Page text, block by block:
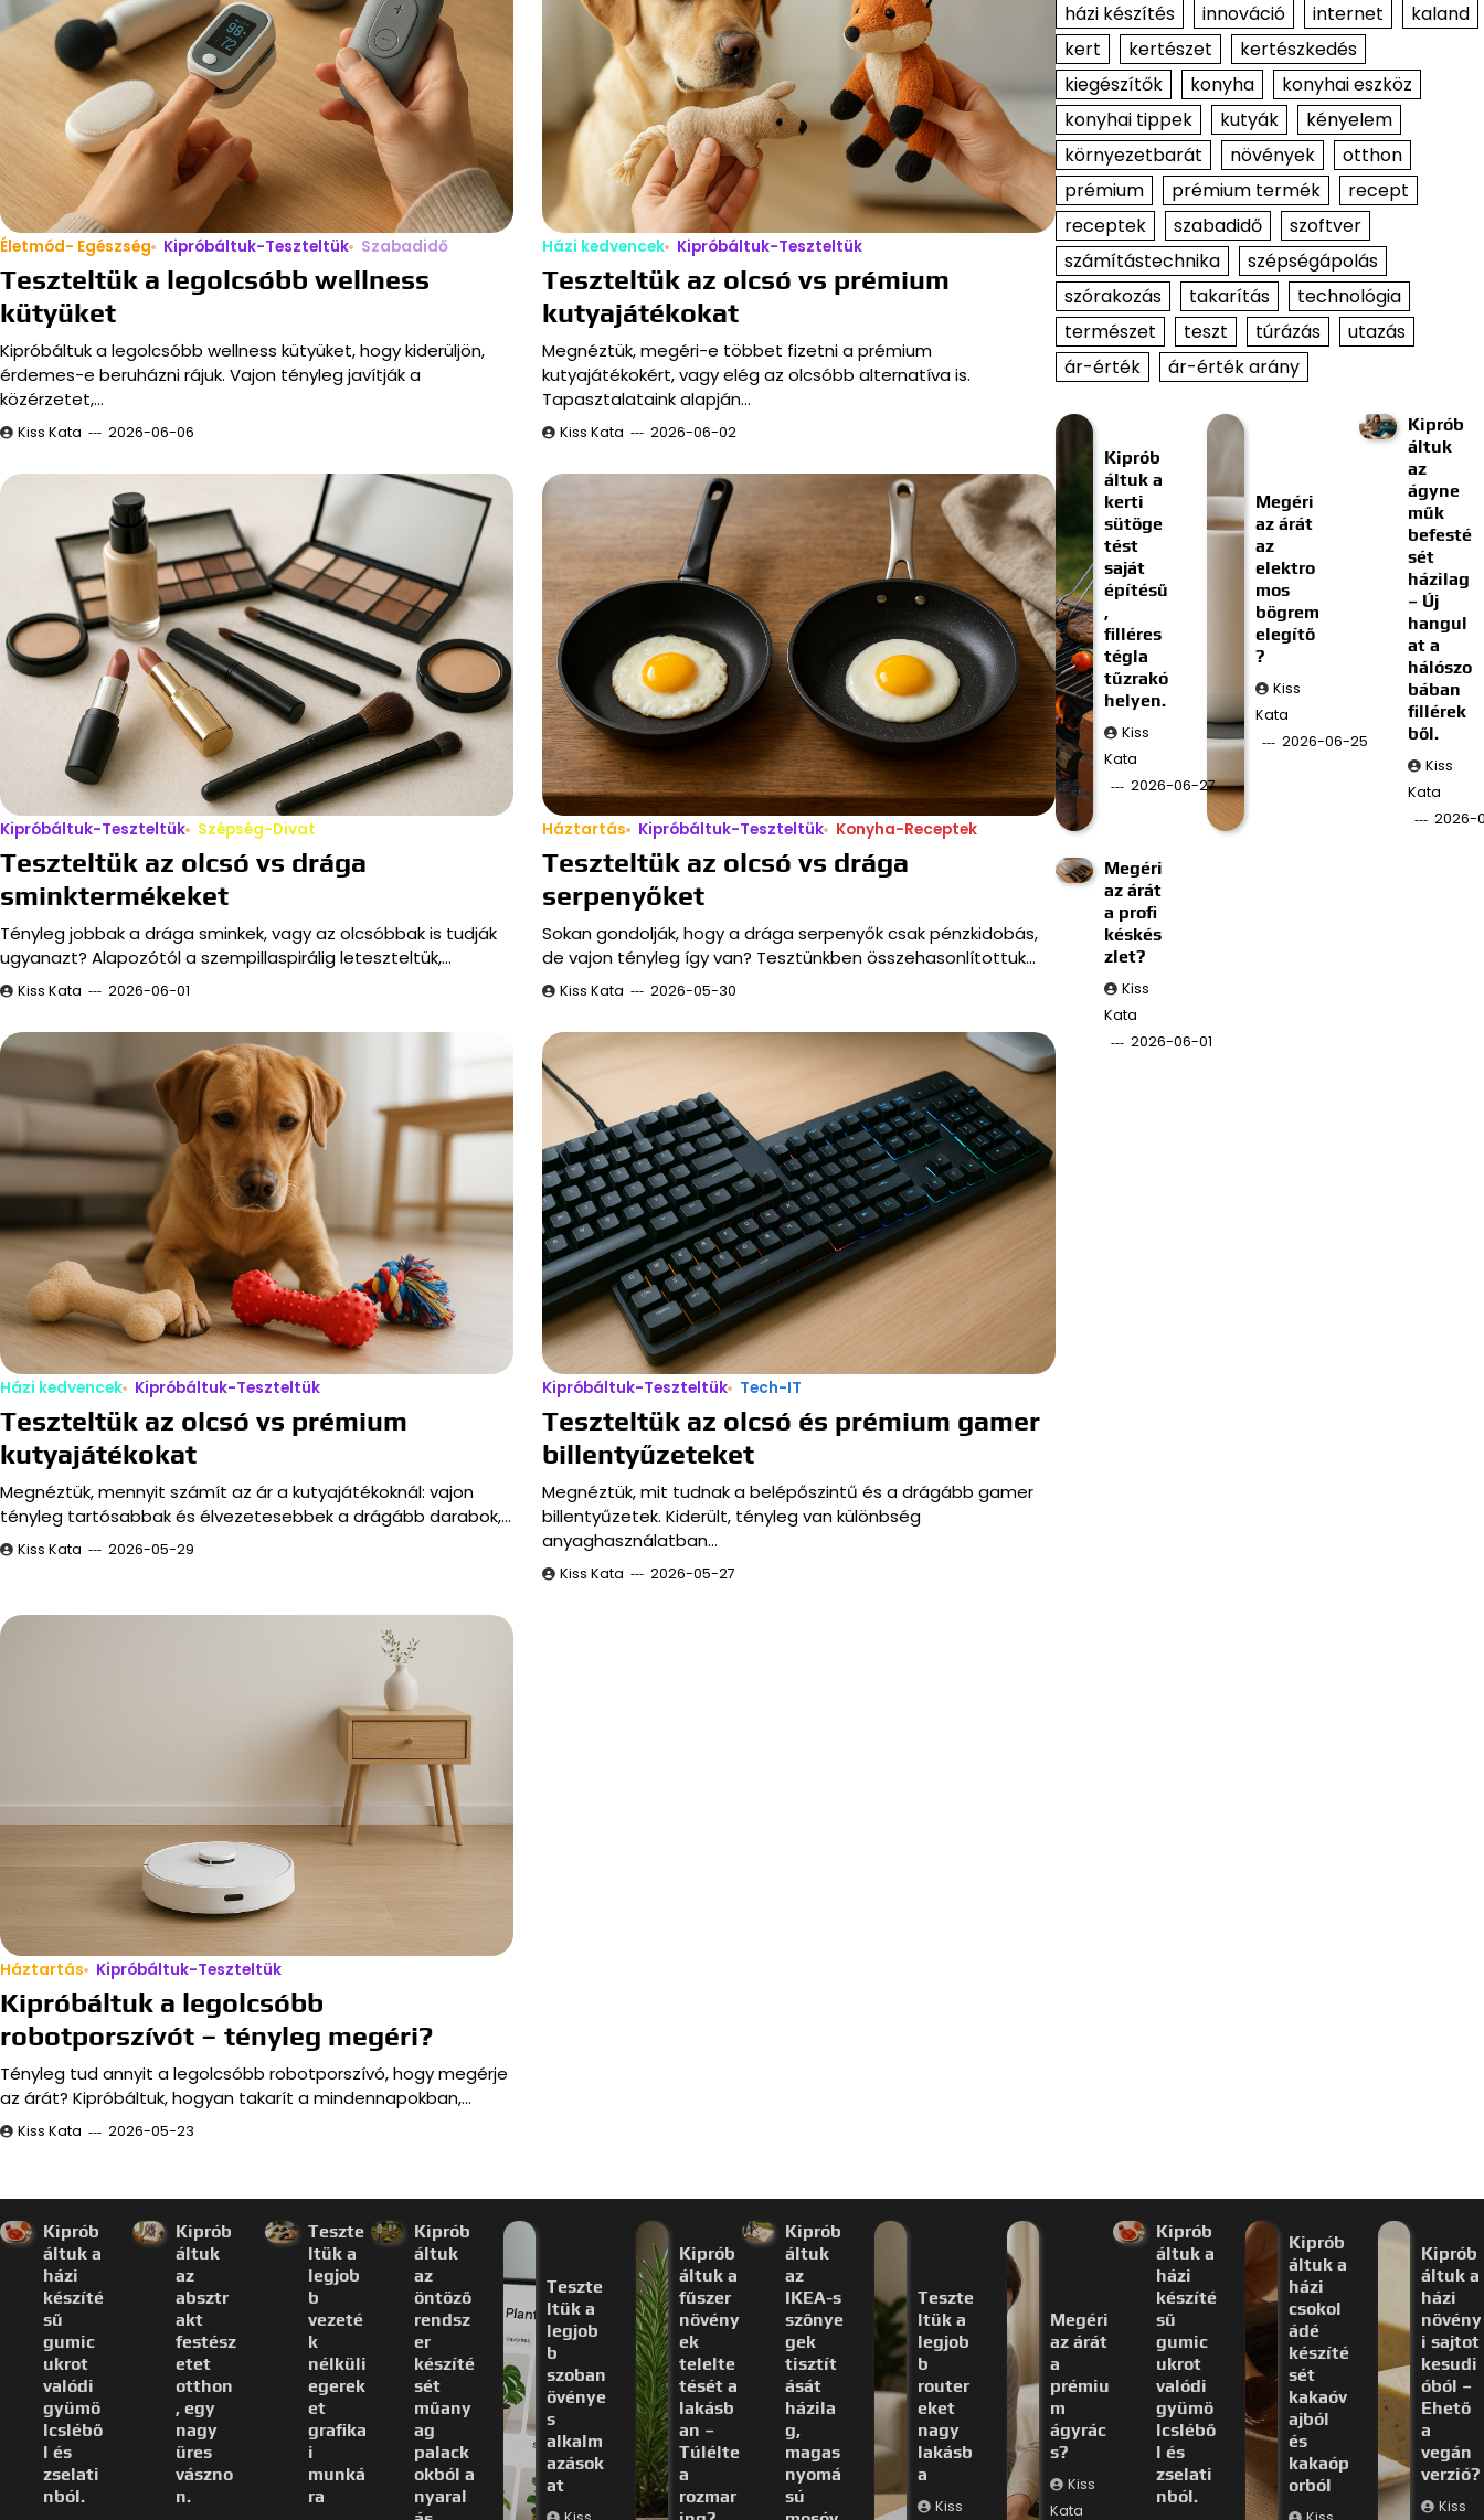
Életmód- Egészség Kipróbáltuk-Teszteltük Szabadidő
Teszteltük a legolcsóbb wellness
kütyüket
Kipróbáltuk a legolcsóbb wellness kütyüket, hogy kiderüljön,
érdemes-e beruházni rájuk. Vajon tényleg javítják a
közérzetet,…
Kiss Kata 2026-06-06
Házi kedvencek Kipróbáltuk-Teszteltük
Teszteltük az olcsó vs prémium
kutyajátékokat
Megnéztük, megéri-e többet fizetni a prémium
kutyajátékokért, vagy elég az olcsóbb alternatíva is.
Tapasztalataink alapján…
Kiss Kata 2026-06-02
Kipróbáltuk-Teszteltük Szépség-Divat
Teszteltük az olcsó vs drága
sminktermékeket
Tényleg jobbak a drága sminkek, vagy az olcsóbbak is tudják
ugyanazt? Alapozótól a szempillaspirálig leteszteltük,…
Kiss Kata 2026-06-01
Háztartás Kipróbáltuk-Teszteltük Konyha-Receptek
Teszteltük az olcsó vs drága
serpenyőket
Sokan gondolják, hogy a drága serpenyők csak pénzkidobás,
de vajon tényleg így van? Tesztünkben összehasonlítottuk…
Kiss Kata 2026-05-30
Házi kedvencek Kipróbáltuk-Teszteltük
Teszteltük az olcsó vs prémium
kutyajátékokat
Megnéztük, mennyit számít az ár a kutyajátékoknál: vajon
tényleg tartósabbak és élvezetesebbek a drágább darabok,…
Kiss Kata 2026-05-29
Kipróbáltuk-Teszteltük Tech-IT
Teszteltük az olcsó és prémium gamer
billentyűzeteket
Megnéztük, mit tudnak a belépőszintű és a drágább gamer
billentyűzetek. Kiderült, tényleg van különbség
anyaghasználatban…
Kiss Kata 2026-05-27
Háztartás Kipróbáltuk-Teszteltük
Kipróbáltuk a legolcsóbb
robotporszívót – tényleg megéri?
Tényleg tud annyit a legolcsóbb robotporszívó, hogy megérje
az árát? Kipróbáltuk, hogyan takarít a mindennapokban,…
Kiss Kata 2026-05-23
házi készítés
innováció internet
kaland
kert
kertészet
kertészkedés
kiegészítők
konyha
konyhai eszköz
konyhai tippek
kutyák
kényelem
környezetbarát
növények
otthon
prémium
prémium termék
recept
receptek
szabadidő
szoftver
számítástechnika
szépségápolás
szórakozás
takarítás
technológia
természet
teszt túrázás
utazás
ár-érték
ár-érték arány
Kiprób
áltuk a
kerti
sütöge
tést
saját
építésű
,
filléres
tégla
tűzrakó
helyen.
Kiss
Kata
2026-06-27
Megéri
az árát
az
elektro
mos
bögrem
elegítő
?
Kiss
Kata
2026-06-25
Kiprób
áltuk
az
ágyne
műk
befesté
sét
házilag
– Új
hangul
at a
hálószo
bában
fillérek
ből.
Kiss
Kata
2026-
Megéri
az árát
a profi
késkés
zlet?
Kiss
Kata
2026-06-01
Kiprób
áltuk a
házi
készíté
sű
gumic
ukrot
valódi
gyümö
lcslébő
l és
zselati
nból.
Kiprób
áltuk
az
absztr
akt
festész
etet
otthon
, egy
nagy
üres
vászno
n.
Teszte
ltük a
legjob
b
vezeté
k
nélküli
egerek
et
grafika
i
munká
ra
Kiprób
áltuk
az
öntöző
rendsz
er
készíté
sét
műany
ag
palack
okból a
nyaral
Teszte
ltük a
legjob
b
szoban
övénye
s
alkalm
azások
at
Kiprób
áltuk a
fűszer
növény
ek
telelte
tését a
lakásb
an –
Túlélte
a
rozmar
Kiprób
áltuk
az
IKEA-s
szőnye
gek
tisztít
ását
házila
g,
magas
nyomá
sú
Teszte
ltük a
legjob
b
router
eket
nagy
lakásb
a
Kiss
Megéri
az árát
a
prémiu
m
ágyrác
s?
Kiss
Kata
Kiprób
áltuk a
házi
készíté
sű
gumic
ukrot
valódi
gyümö
lcslébő
l és
zselati
nból.
Kiprób
áltuk a
házi
csokol
ádé
készíté
sét
kakaóv
ajból
és
kakaóp
orból
Kiprób
áltuk a
házi
növény
i sajtot
kesudi
óból –
Ehető
a
vegán
verzió?
Kiss